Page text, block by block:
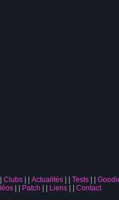
Clubs| Actualités| Tests|
| Patch Liens| Contact